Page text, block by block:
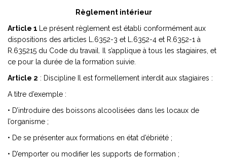
Règlement intérieur
Article 1
Le présent règlement est établi conformément aux
dispositions des articles L.6352-3 et L.6352-4 et R.6352-1 à
R.635215 du Code du travail. Il s’applique à tous les stagiaires, et
ce pour la durée de la formation suivie.
Article 2 : Discipline Il est formellement interdit aux stagiaires :
A titre d’exemple :
• D’introduire des boissons alcoolisées dans les locaux de
l’organisme ;
• De se présenter aux formations en état d’ébriété ;
• D’emporter ou modifier les supports de formation ;